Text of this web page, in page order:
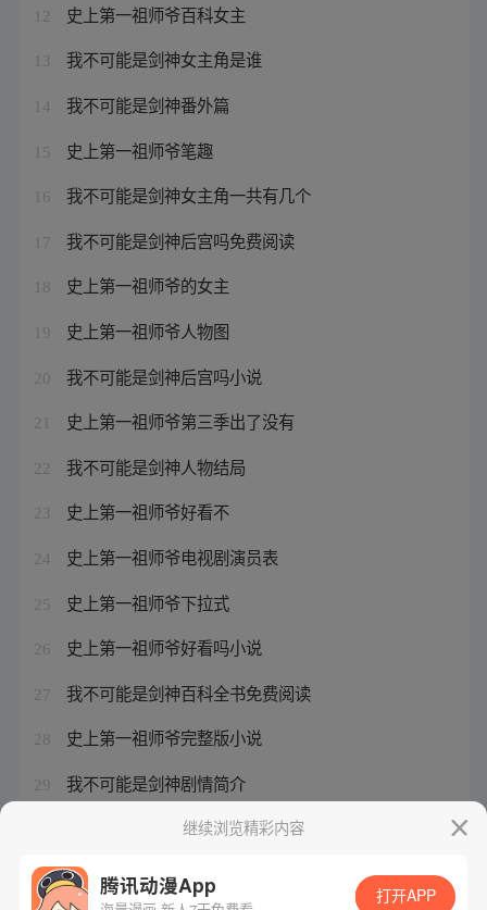
12 史上第一祖师爷百科女主
13 我不可能是剑神女主角是谁
14 我不可能是剑神番外篇
15 史上第一祖师爷笔趣
16 我不可能是剑神女主角一共有几个
17 我不可能是剑神后宫吗免费阅读
18 史上第一祖师爷的女主
19 史上第一祖师爷人物图
20 我不可能是剑神后宫吗小说
21 史上第一祖师爷第三季出了没有
22 我不可能是剑神人物结局
23 史上第一祖师爷好看不
24 史上第一祖师爷电视剧演员表
25 史上第一祖师爷下拉式
26 史上第一祖师爷好看吗小说
27 我不可能是剑神百科全书免费阅读
28 史上第一祖师爷完整版小说
29 我不可能是剑神剧情简介
史上第一祖师爷动漫配音继续浏览精彩内容
腾讯动漫App 打开APP